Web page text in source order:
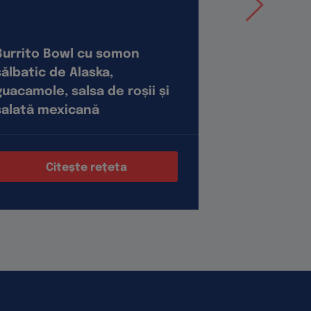
Bowl cu somon
de Alaska,
salsa de roșii și
mexicană
Citește rețeta